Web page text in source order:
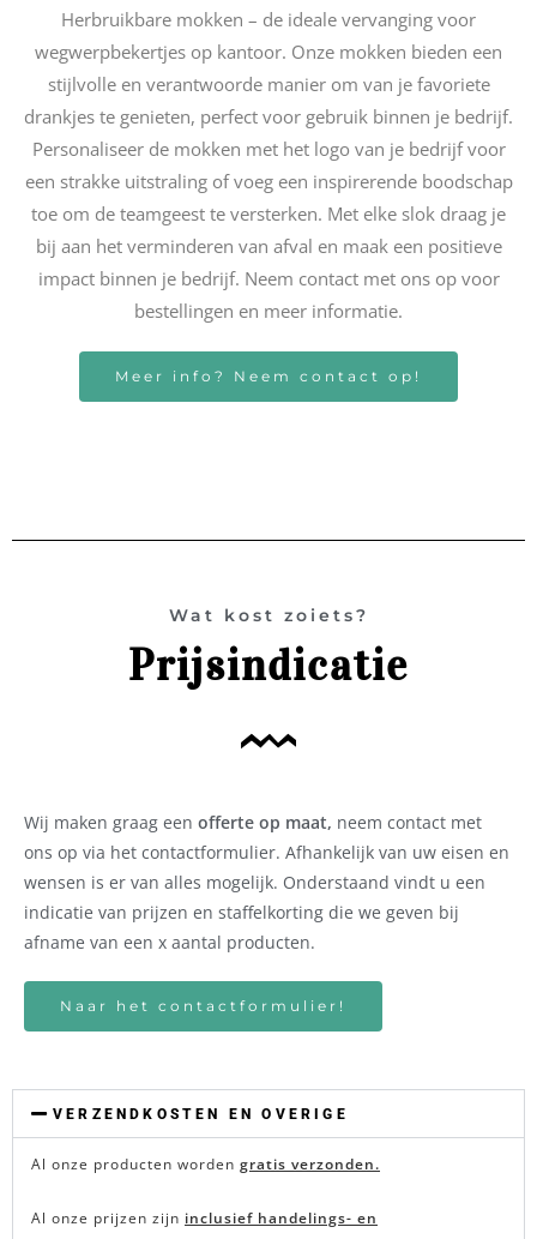
Herbruikbare mokken – de ideale vervanging voor
wegwerpbekertjes op kantoor. Onze mokken bieden een
stijlvolle en verantwoorde manier om van je favoriete
drankjes te genieten, perfect voor gebruik binnen je bedrijf.
Personaliseer de mokken met het logo van je bedrijf voor
een strakke uitstraling of voeg een inspirerende boodschap
toe om de teamgeest te versterken. Met elke slok draag je
bij aan het verminderen van afval en maak een positieve
impact binnen je bedrijf. Neem contact met ons op voor
bestellingen en meer informatie.
Meer info? Neem contact op!
Wat kost zoiets?
Prijsindicatie
Wij maken graag een offerte op maat, neem contact met
ons op via het contactformulier. Afhankelijk van uw eisen en
wensen is er van alles mogelijk. Onderstaand vindt u een
indicatie van prijzen en staffelkorting die we geven bij
afname van een x aantal producten.
Naar het contactformulier!
VERZENDKOSTEN EN OVERIGE
Al onze producten worden gratis verzonden.
Al onze prijzen zijn inclusief handelings- en